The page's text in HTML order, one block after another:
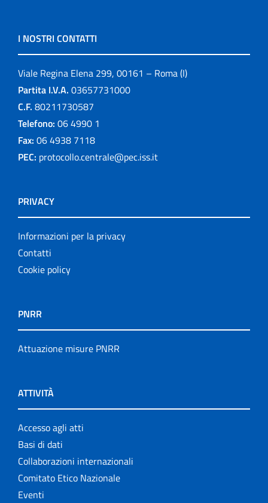
I NOSTRI CONTATTI
Viale Regina Elena 299, 00161 – Roma (I)
Partita I.V.A. 03657731000
C.F. 80211730587
Telefono: 06 4990 1
Fax: 06 4938 7118
PEC: protocollo.centrale@pec.iss.it
PRIVACY
Informazioni per la privacy
Contatti
Cookie policy
PNRR
Attuazione misure PNRR
ATTIVITÀ
Accesso agli atti
Basi di dati
Collaborazioni internazionali
Comitato Etico Nazionale
Eventi